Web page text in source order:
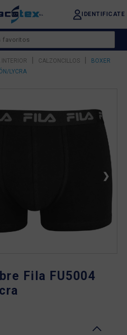
IDENTIFICATE
INTERIOR | CALZONCILLOS |
BOXER
LYCRA
❯
Fila FU5004